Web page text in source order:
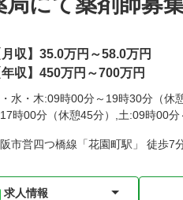
月収】35.0万円～58.0万円
年収】450万円～700万円
・水・木:09時00分～19時30分（休
17時00分（休憩45分）,土:09時00分
市営四つ橋線「花園町駅」 徒歩7
求人情報